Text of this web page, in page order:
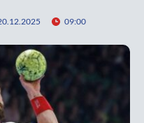
09:00